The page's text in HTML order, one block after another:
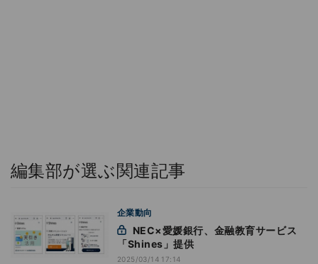
編集部が選ぶ関連記事
企業動向
「Shines」提供
2025/03/14 17:14